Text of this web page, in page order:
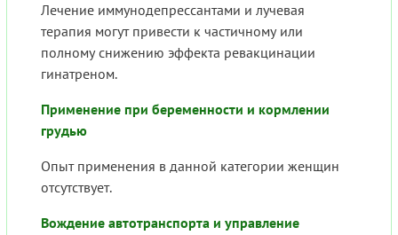
Лечение иммунодепрессантами и лучевая
терапия могут привести к частичному или
полному снижению эффекта ревакцинации
гинатреном.
Применение при беременности и кормлении
грудью
Опыт применения в данной категории женщин
отсутствует.
Вождение автотранспорта и управление